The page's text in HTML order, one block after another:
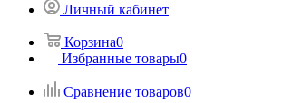
Личный кабинет
Корзина0
Избранные товары0
Сравнение товаров0